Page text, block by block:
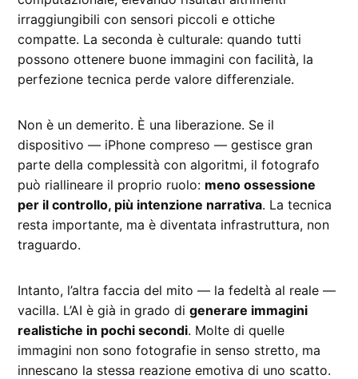
irraggiungibili con sensori piccoli e ottiche
compatte. La seconda è culturale: quando tutti
possono ottenere buone immagini con facilità, la
perfezione tecnica perde valore differenziale.
Non è un demerito. È una liberazione. Se il
dispositivo — iPhone compreso — gestisce gran
parte della complessità con algoritmi, il fotografo
può riallineare il proprio ruolo: meno ossessione
per il controllo, più intenzione narrativa. La tecnica
resta importante, ma è diventata infrastruttura, non
traguardo.
Intanto, l’altra faccia del mito — la fedeltà al reale —
vacilla. L’AI è già in grado digenerare immagini
realistiche in pochi secondi. Molte di quelle
immagini non sono fotografie in senso stretto, ma
innescano la stessa reazione emotiva di uno scatto.